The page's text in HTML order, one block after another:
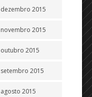
dezembro 2015
novembro 2015
outubro 2015
setembro 2015
agosto 2015